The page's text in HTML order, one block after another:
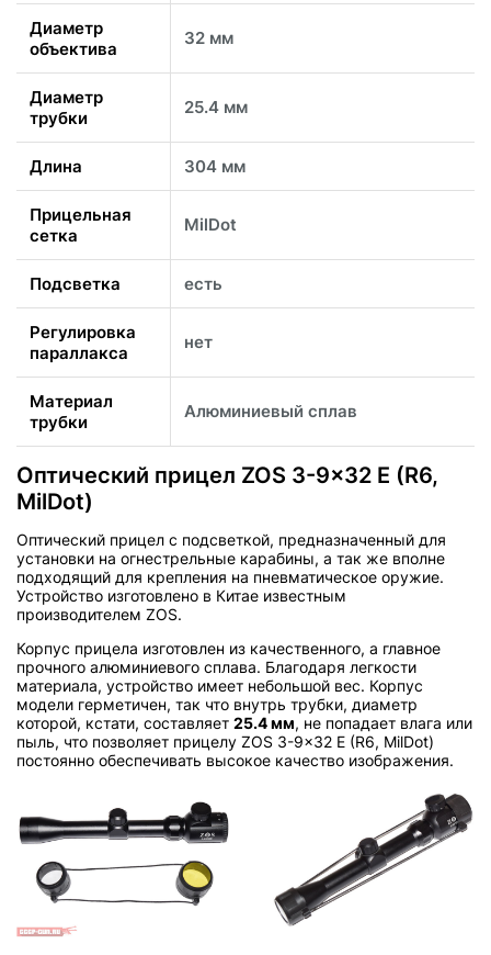
Диаметр
объектива
32 мм
Диаметр
трубки
25.4 мм
Длина 304 мм
Прицельная
сетка
MilDot
Подсветка есть
Регулировка
параллакса
нет
Материал
трубки
Алюминиевый сплав
Оптический прицел ZOS 3-9x32 E (R6,
MilDot)
Оптический прицел с подсветкой, предназначенный для
установки на огнестрельные карабины, а так же вполне
подходящий для крепления на пневматическое оружие.
Устройство изготовлено в Китае известным
производителем ZOS.
Корпус прицела изготовлен из качественного, а главное
прочного алюминиевого сплава. Благодаря легкости
материала, устройство имеет небольшой вес. Корпус
модели герметичен, так что внутрь трубки, диаметр
которой, кстати, составляет 25.4 мм, не попадает влага или
пыль, что позволяет прицелу ZOS 3-9x32 E (R6, MilDot)
постоянно обеспечивать высокое качество изображения.